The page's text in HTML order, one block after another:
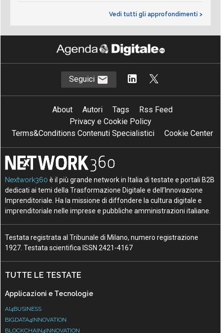
Vedi tutti gli approfondimenti >
Seguici
About Autori Tags
Rss Feed
Privacy e Cookie Policy
Terms&Conditions Contenuti Specialistici
Cookie Center
Nextwork360 è il più grande network in Italia di testate e portali B2B
dedicati ai temi della Trasformazione Digitale e dell’Innovazione
Imprenditoriale. Ha la missione di diffondere la cultura digitale e
imprenditoriale nelle imprese e pubbliche amministrazioni italiane.
Testata registrata al Tribunale di Milano, numero registrazione
1927. Testata scientifica ISSN 2421-4167
TUTTE LE TESTATE
Applicazioni e Tecnologie
AI4BUSINESS
BIGDATA4INNOVATION
BLOCKCHAIN4INNOVATION